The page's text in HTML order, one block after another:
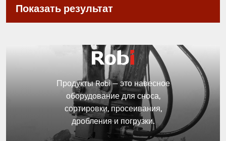
Продукты Robi — это навесное
оборудование для сноса,
сортировки, просеивания,
дробления и погрузки.